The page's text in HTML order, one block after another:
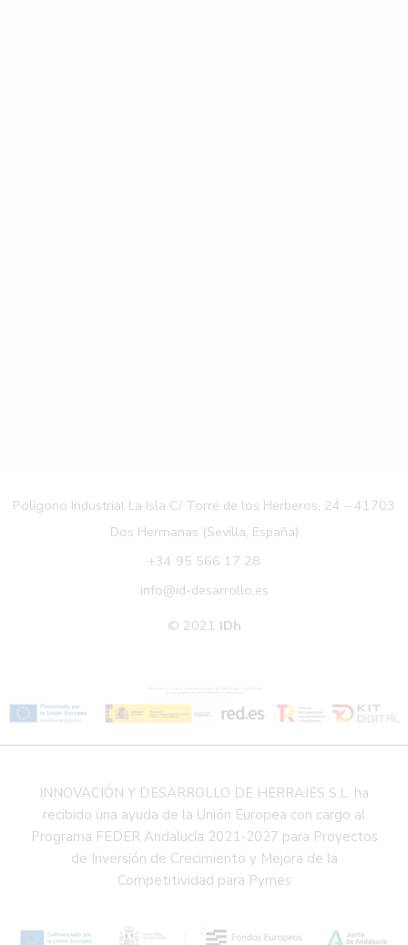
Polígono Industrial La Isla C/ Torre de los Herberos, 24 – 41703
Dos Hermanas (Sevilla, España)
+34 95 566 17 28
info@id-desarrollo.es
© 2021 IDh
INNOVACIÓN Y DESARROLLO DE HERRAJES S.L. ha
recibido una ayuda de la Unión Europea con cargo al
Programa FEDER Andalucía 2021-2027 para Proyectos
de Inversión de Crecimiento y Mejora de la
Competitividad para Pymes